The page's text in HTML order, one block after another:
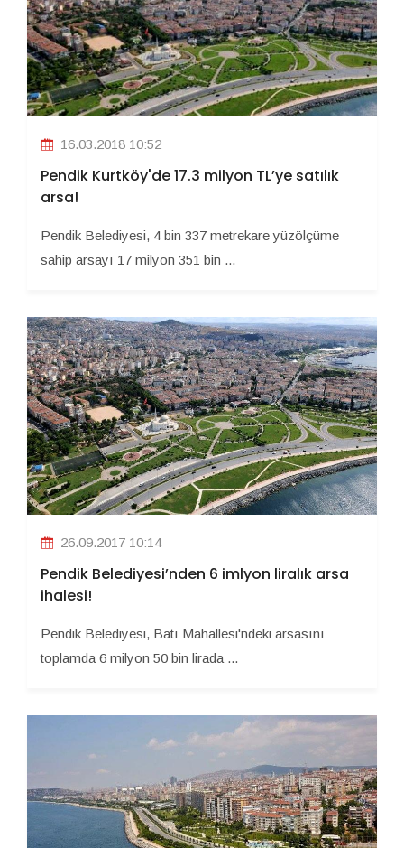
16.03.2018 10:52
Pendik Kurtköy'de 17.3 milyon TL’ye satılık
arsa!
Pendik Belediyesi, 4 bin 337 metrekare yüzölçüme
sahip arsayı 17 milyon 351 bin ...
26.09.2017 10:14
Pendik Belediyesi’nden 6 imlyon liralık arsa
ihalesi!
Pendik Belediyesi, Batı Mahallesi'ndeki arsasını
toplamda 6 milyon 50 bin lirada ...